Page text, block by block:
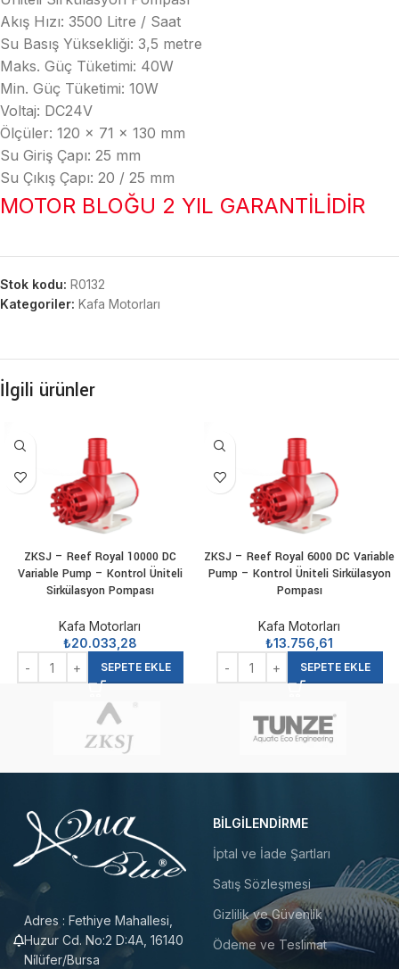
Akış Hızı: 3500 Litre / Saat
Su Basış Yüksekliği: 3,5 metre
Maks. Güç Tüketimi: 40W
Min. Güç Tüketimi: 10W
Voltaj: DC24V
Ölçüler: 120 x 71 x 130 mm
Su Giriş Çapı: 25 mm
Su Çıkış Çapı: 20 / 25 mm
MOTOR BLOĞU 2 YIL GARANTİLİDİR
Stok kodu: R0132
Kategoriler: Kafa Motorları
İlgili ürünler
ZKSJ – Reef Royal 10000 DC
Variable Pump – Kontrol Üniteli
Sirkülasyon Pompası
Kafa Motorları
₺20.033,28
SEPETE EKLE
ZKSJ – Reef Royal 6000 DC Variable
Pump – Kontrol Üniteli Sirkülasyon
Pompası
Kafa Motorları
₺13.756,61
SEPETE EKLE
Adres : Fethiye Mahallesi,
Huzur Cd. No:2 D:4A, 16140
Ni̇lüfer/Bursa
BILGILENDIRME
İptal ve İade Şartları
Satış Sözleşmesi
Gizlilik ve Güvenlik
Ödeme ve Teslimat